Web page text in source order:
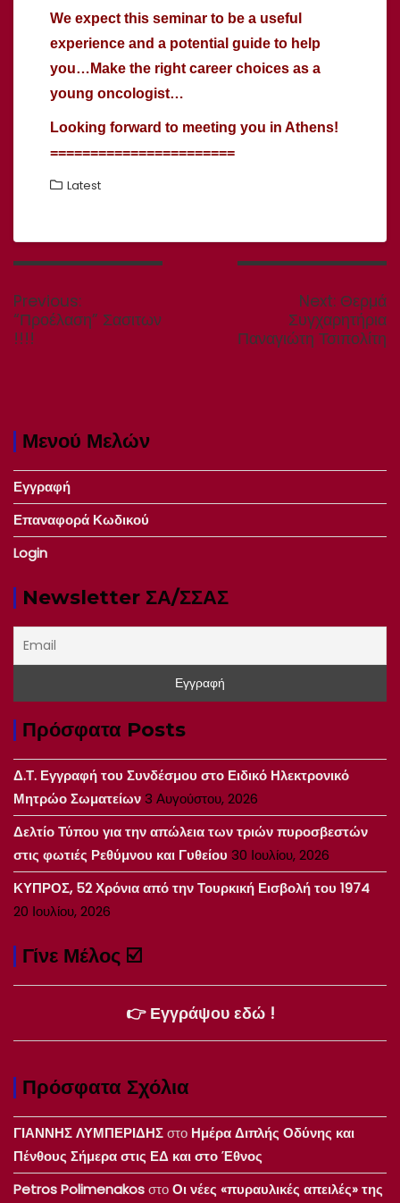
We expect this seminar to be a useful
experience and a potential guide to help
you…Make the right career choices as a
young oncologist…
Looking forward to meeting you in Athens!
=======================
Latest
Πλοήγηση
άρθρων
Previous:
Previous
post:
“Προέλαση” Σασιτων
!!!!
Next: Next
post:
Θερμά
Συγχαρητήρια
Παναγιώτη Τσιπολίτη
Μενού Μελών
Εγγραφή
Επαναφορά Κωδικού
Login
Newsletter ΣΑ/ΣΣΑΣ
Πρόσφατα Posts
Δ.Τ. Εγγραφή του Συνδέσμου στο Ειδικό Ηλεκτρονικό
Μητρώο Σωματείων3 Αυγούστου, 2026
Δελτίο Τύπου για την απώλεια των τριών πυροσβεστών
στις φωτιές Ρεθύμνου και Γυθείου 30 Ιουλίου, 2026
ΚΥΠΡΟΣ, 52 Χρόνια από την Τουρκική Εισβολή του 1974
20 Ιουλίου, 2026
Γίνε Μέλος ☑️
👉 Εγγράψου εδώ !
Πρόσφατα Σχόλια
ΓΙΑΝΝΗΣ ΛΥΜΠΕΡΙΔΗΣστο Ημέρα Διπλής Οδύνης και
Πένθους Σήμερα στις ΕΔ και στο Έθνος
Petros PolimenakosστοΟι νέες «πυραυλικές απειλές» της